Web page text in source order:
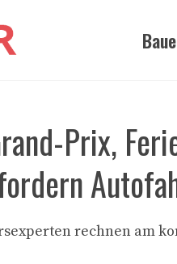
Prix,
rechnen am